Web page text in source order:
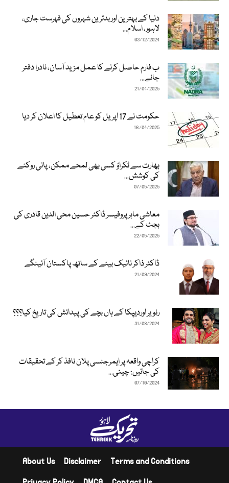
دنیا کے بہترین اور بدترین شہروں کی فہرست جاری،
لاہور، اسلام...
03/12/2024
ب فارم حاصل کرنے کا عمل مزید آسان، نادرا دفتر
جانے...
21/04/2025
حکومت نے 17 اپریل کو عام تعطیل کا اعلان کر دیا
16/04/2025
بھارت سے ٹکراؤ کسی بھی لمحے ممکن، پانی روکنے
کی کوشش...
07/05/2025
معاشی ماہر پروفیسر ڈاکٹر حسین محی الدین قادری کی
بجٹ کے...
22/05/2025
ڈاکٹر ذاکر نائیک بیٹے کے ساتھ پاکستان آئینگے
21/09/2024
رنویر اوردیپکا کے ہاں بچے کی پیدائش کی تاریخ کیا؟؟؟
31/08/2024
کراچی واقعہ پر ایمرجنسی پلان نافذ کر کے تحقیقات
کی جائیں: چینی...
07/10/2024
About Us Disclaimer
Terms and Conditions